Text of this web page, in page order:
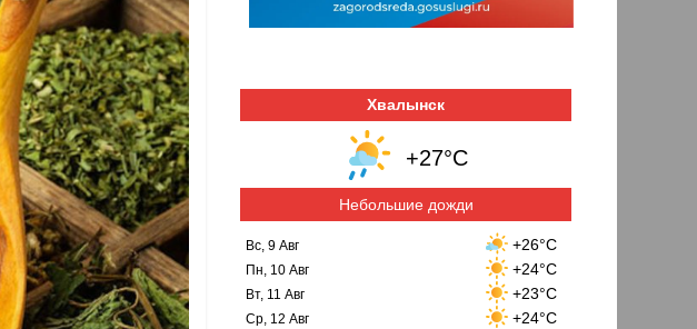
Хвалынск
+27°C
Небольшие дожди
Вс, 9 Авг +26°C
Пн, 10 Авг +24°C
Вт, 11 Авг +23°C
Ср, 12 Авг +24°C